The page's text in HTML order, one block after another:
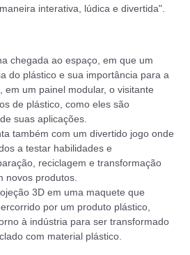
interativa, lúdica e divertida".
chegada ao espaço, em que um
do plástico e sua importância para a
em um painel modular, o visitante
de plástico, como eles são
suas aplicações.
também com um divertido jogo onde
a testar habilidades e
reciclagem e transformação
novos produtos.
3D em uma maquete que
por um produto plástico,
à indústria para ser transformado
com material plástico.